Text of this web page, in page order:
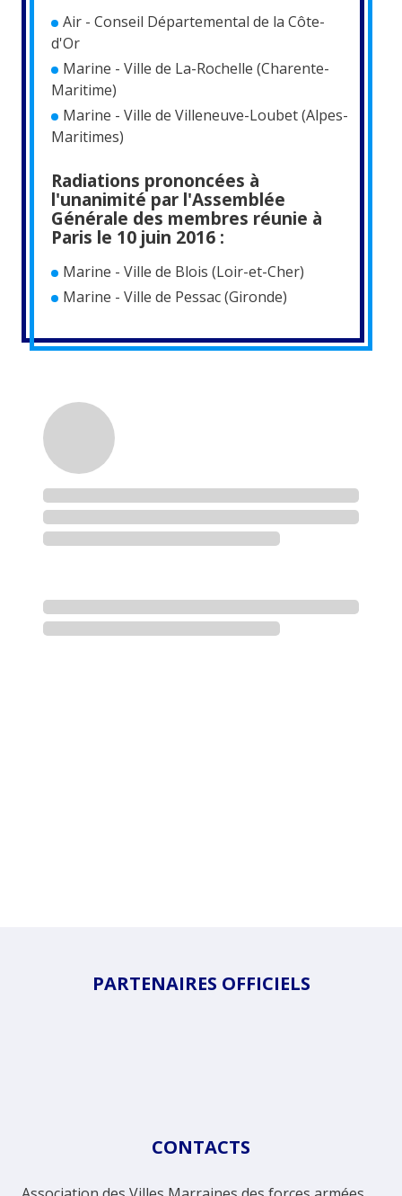
Air - Conseil Départemental de la Côte-
d'Or
Marine - Ville de La-Rochelle (Charente-
Maritime)
Marine - Ville de Villeneuve-Loubet (Alpes-
Maritimes)
Radiations prononcées à
l'unanimité par l'Assemblée
Générale des membres réunie à
Paris le 10 juin 2016 :
Marine - Ville de Blois (Loir-et-Cher)
Marine - Ville de Pessac (Gironde)
PARTENAIRES OFFICIELS
CONTACTS